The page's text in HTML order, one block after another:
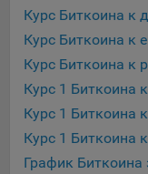
данные о
сохранение
JavaScript).
На сайтах
cookie:
Общество может
рекламирования
Курс Биткоина к
Курс Биткоина к
Курс Биткоина к
Курс 1 Биткоина
Курс 1 Биткоина
Курс 1 Биткоина
График